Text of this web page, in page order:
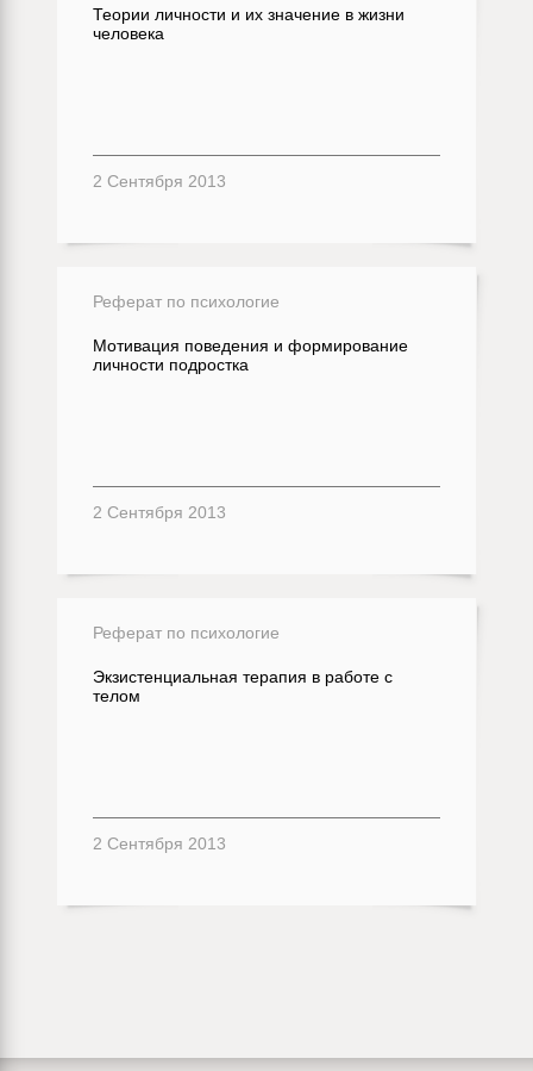
Теории личности и их значение в жизни
человека
2 Сентября 2013
Реферат по психологие
Мотивация поведения и формирование
личности подростка
2 Сентября 2013
Реферат по психологие
Экзистенциальная терапия в работе с
телом
2 Сентября 2013